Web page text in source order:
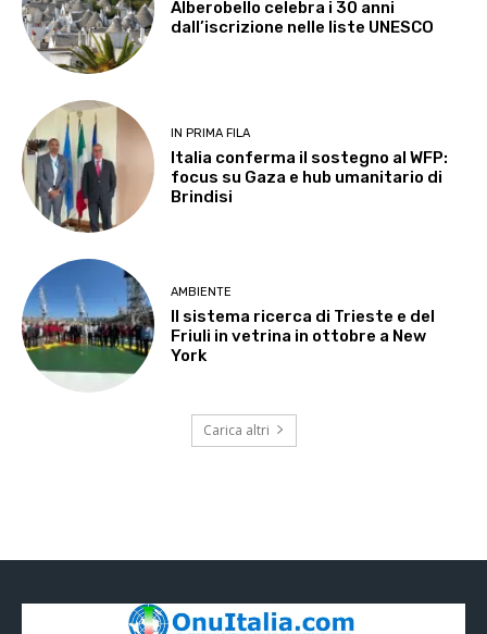
Alberobello celebra i 30 anni
dall’iscrizione nelle liste UNESCO
IN PRIMA FILA
Italia conferma il sostegno al WFP:
focus su Gaza e hub umanitario di
Brindisi
AMBIENTE
Il sistema ricerca di Trieste e del
Friuli in vetrina in ottobre a New
York
Carica altri